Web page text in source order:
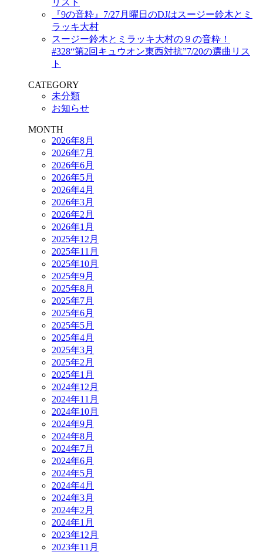
リスト
『9の音粋』7/27月曜日のDJはスージー鈴木とミ
ラッキ大村
スージー鈴木とミラッキ大村の９の音粋！
#328“第2回キュウオン東西対抗”7/20の選曲リス
ト
CATEGORY
未分類
お知らせ
MONTH
2026年8月
2026年7月
2026年6月
2026年5月
2026年4月
2026年3月
2026年2月
2026年1月
2025年12月
2025年11月
2025年10月
2025年9月
2025年8月
2025年7月
2025年6月
2025年5月
2025年4月
2025年3月
2025年2月
2025年1月
2024年12月
2024年11月
2024年10月
2024年9月
2024年8月
2024年7月
2024年6月
2024年5月
2024年4月
2024年3月
2024年2月
2024年1月
2023年12月
2023年11月